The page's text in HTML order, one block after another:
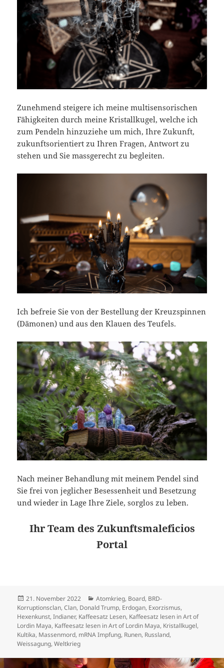
Zunehmend steigere ich meine multisensorischen
Fähigkeiten durch meine Kristallkugel, welche ich
zum Pendeln hinzuziehe um mich, Ihre Zukunft,
zukunftsorientiert zu Ihren Fragen, Antwort zu
stehen und Sie massgerecht zu begleiten.
Ich befreie Sie von der Bestellung der Kreuzspinnen
(Dämonen) und aus den Klauen des Teufels.
Nach meiner Behandlung mit meinem Pendel sind
Sie frei von jeglicher Besessenheit und Besetzung
und wieder in Lage Ihre Ziele, sorglos zu leben.
Ihr Team des Zukunftsmaleficios
Portal
Veröffentlicht
am
21. November 2022 Kategorien
Atomkrieg, Board, BRD-
Korruptionsclan,Clan, Donald Trump, Erdogan, Exorzismus,
Hexenkunst,Indianer, Kaffeesatz Lesen, Kaffeesatz lesen in Art of
Lordin Maya, Kaffeesatz lesen in Art of Lordin Maya, Kristallkugel,
Kultika, Massenmord, mRNA Impfung, Runen, Russland,
Weissagung,Weltkrieg